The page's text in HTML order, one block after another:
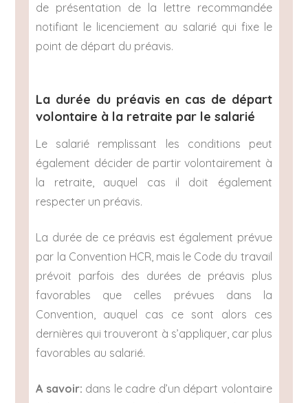
de présentation de la lettre recommandée
notifiant le licenciement au salarié qui fixe le
point de départ du préavis.
La durée du préavis en cas de départ
volontaire à la retraite par le salarié
Le salarié remplissant les conditions peut
également décider de partir volontairement à
la retraite, auquel cas il doit également
respecter un préavis.
La durée de ce préavis est également prévue
par la Convention HCR, mais le Code du travail
prévoit parfois des durées de préavis plus
favorables que celles prévues dans la
Convention, auquel cas ce sont alors ces
dernières qui trouveront à s’appliquer, car plus
favorables au salarié.
A savoir: dans le cadre d’un départ volontaire